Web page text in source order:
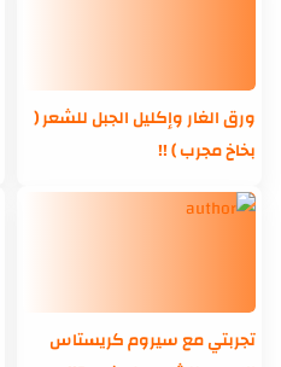
ورق الغار وإكليل الجبل للشعر (
بخاخ مجرب ) !!
تجربتي مع سيروم كريستاس